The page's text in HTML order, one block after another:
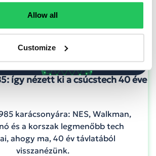
Allow all
Customize
így nézett ki a csúcstech 40 éve
karácsonyára: NES, Walkman,
és a korszak legmenőbb tech
ahogy ma, 40 év távlatából
visszanézünk.